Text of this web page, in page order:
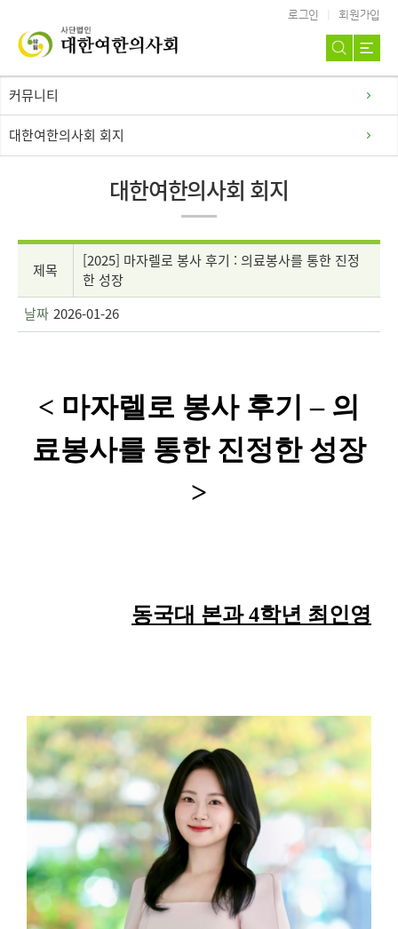
로그인 회원가입
커뮤니티
대한여한의사회 회지
대한여한의사회 회지
제목
[2025] 마자렐로 봉사 후기 : 의료봉사를 통한 진정
한 성장
날짜 2026-01-26
< 마자렐로 봉사 후기 – 의
료봉사를 통한 진정한 성장
>
동국대 본과 4학년 최인영